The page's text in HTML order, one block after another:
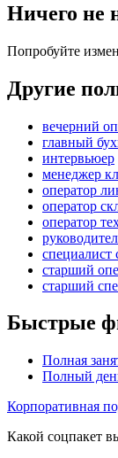
Ничего не
Попробуйте
Другие
вечерний
главный
интервьюер
менеджер
оператор
оператор
оператор
специалист
старший
старший
Быстрые
Полная
Полный
Корпоративная
Какой соцпакет